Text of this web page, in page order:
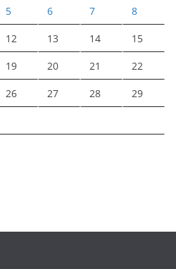
5 6 7 8
12 13 14 15
19 20 21 22
26 27 28 29